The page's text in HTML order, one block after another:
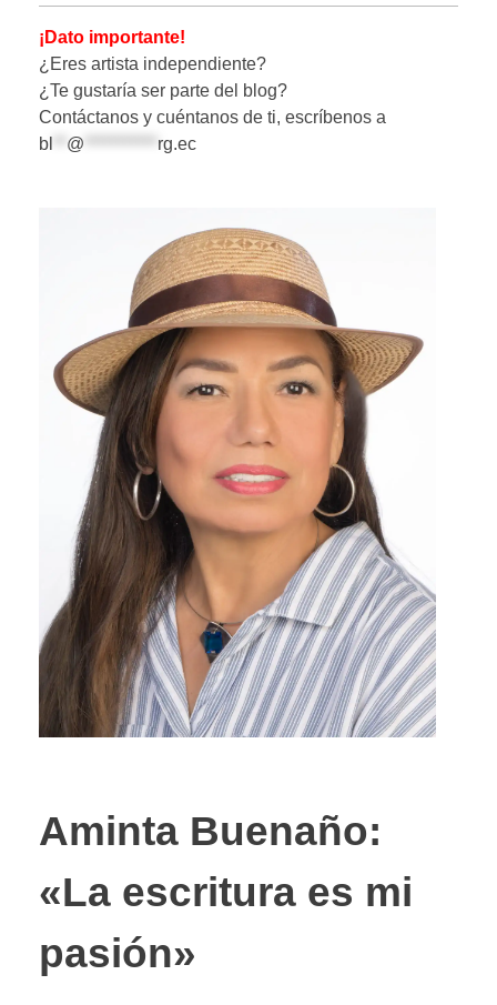
¡Dato importante!
¿Eres artista independiente?
¿Te gustaría ser parte del blog?
Contáctanos y cuéntanos de ti, escríbenos a
bl
@ rg.ec
Aminta Buenaño:
«La escritura es mi
pasión»